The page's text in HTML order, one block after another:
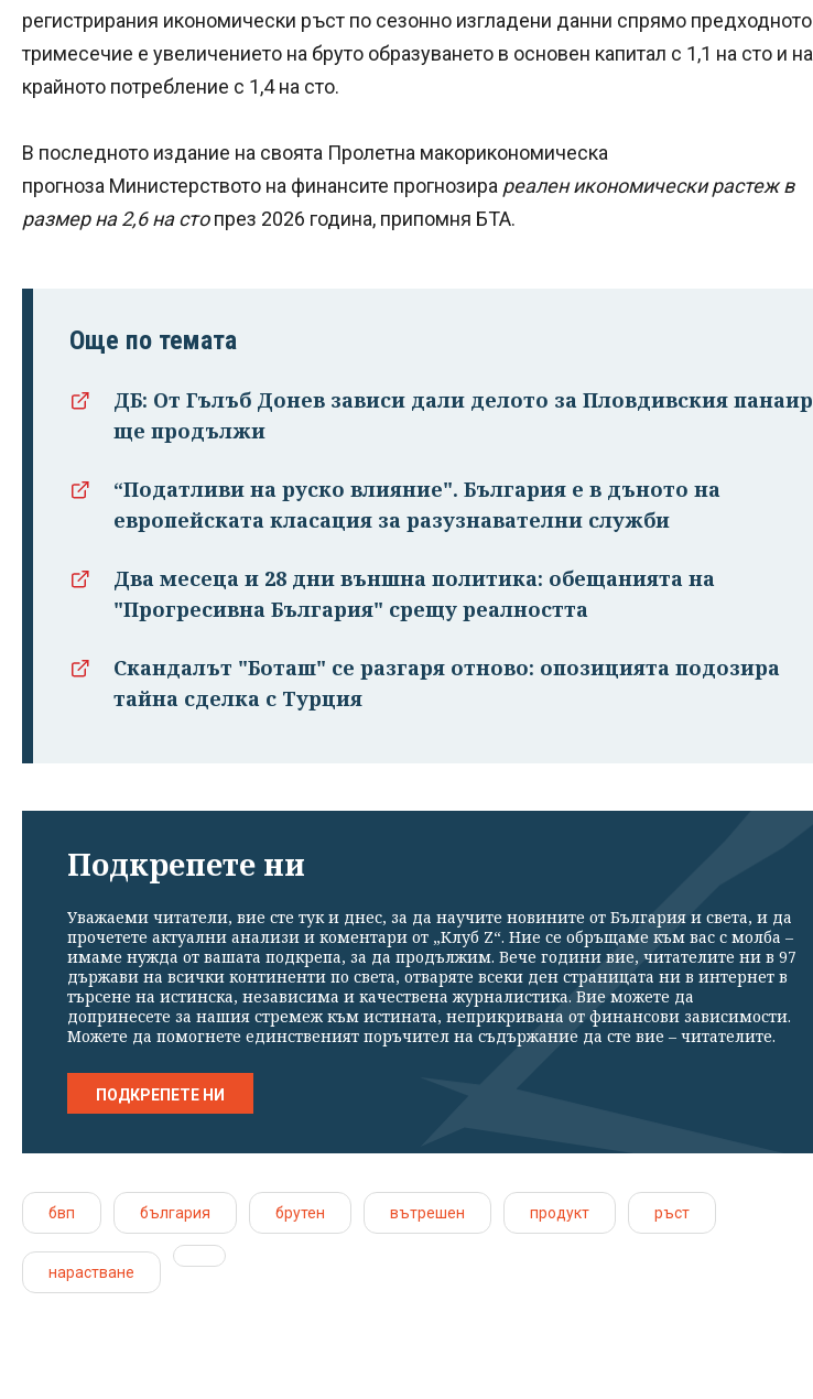
регистрирания икономически ръст по сезонно изгладени данни спрямо предходното
тримесечие е увеличението на бруто образуването в основен капитал с 1,1 на сто и на
крайното потребление с 1,4 на сто.
В последното издание на своята Пролетна макорикономическа
прогноза Министерството на финансите прогнозира реален икономически растеж в
размер на 2,6 на стопрез 2026 година, припомня БТА.
Още по темата
ДБ: От Гълъб Донев зависи дали делото за Пловдивския панаир
ще продължи
“Податливи на руско влияние". България е в дъното на
европейската класация за разузнавателни служби
Два месеца и 28 дни външна политика: обещанията на
"Прогресивна България" срещу реалността
Скандалът "Боташ" се разгаря отново: опозицията подозира
тайна сделка с Турция
Подкрепете ни
Уважаеми читатели, вие сте тук и днес, за да научите новините от България и света, и да
прочетете актуални анализи и коментари от „Клуб Z“. Ние се обръщаме към вас с молба –
имаме нужда от вашата подкрепа, за да продължим. Вече години вие, читателите ни в 97
държави на всички континенти по света, отваряте всеки ден страницата ни в интернет в
търсене на истинска, независима и качествена журналистика. Вие можете да
допринесете за нашия стремеж към истината, неприкривана от финансови зависимости.
Можете да помогнете единственият поръчител на съдържание да сте вие – читателите.
ПОДКРЕПЕТЕ НИ
бвп българия брутен вътрешен продукт ръст
нарастване